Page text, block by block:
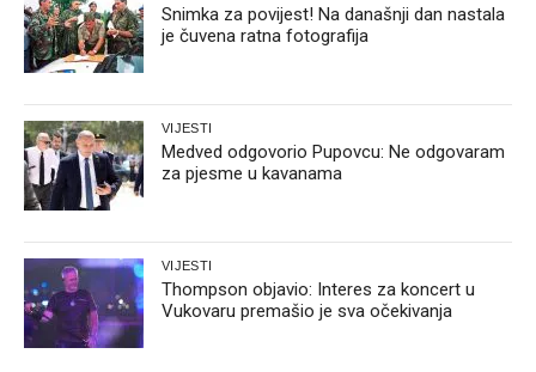
Snimka za povijest! Na današnji dan nastala
je čuvena ratna fotografija
VIJESTI
Medved odgovorio Pupovcu: Ne odgovaram
za pjesme u kavanama
VIJESTI
Thompson objavio: Interes za koncert u
Vukovaru premašio je sva očekivanja